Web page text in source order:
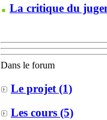
La critique du
Dans le forum
Le projet (1)
Les cours (5)